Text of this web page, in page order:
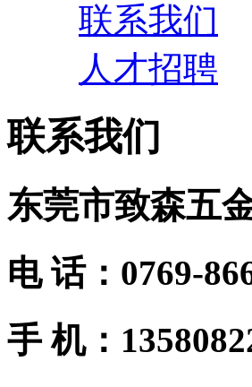
联系我们
人才招聘
联系我们
东莞市致森五
电 话：0769-
手 机：